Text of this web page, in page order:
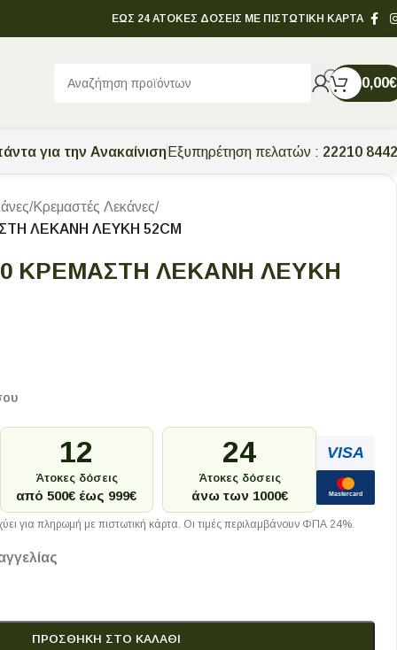
ΕΩΣ 24 ΑΤΟΚΕΣ ΔΟΣΕΙΣ ΜΕ ΠΙΣΤΩΤΙΚΗ ΚΑΡΤΑ
0,00€
για την Ανακαίνιση Εξυπηρέτηση πελατών : 22210
/Κρεμαστές Λεκάνες/
ΛΕΚΑΝΗ ΛΕΥΚΗ 52CM
ΚΡΕΜΑΣΤΗ ΛΕΚΑΝΗ ΛΕΥΚΗ
12
Άτοκες δόσεις
από 500€ έως 999€
24
Άτοκες δόσεις
άνω των 1000€
VISA
Mastercard
για πληρωμή με πιστωτική κάρτα. Οι τιμές περιλαμβάνουν ΦΠΑ 24%.
ΠΡΟΣΘΉΚΗ ΣΤΟ ΚΑΛΆΘΙ